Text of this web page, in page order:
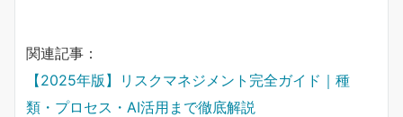
関連記事：
【2025年版】リスクマネジメント完全ガイド｜種
類・プロセス・AI活用まで徹底解説